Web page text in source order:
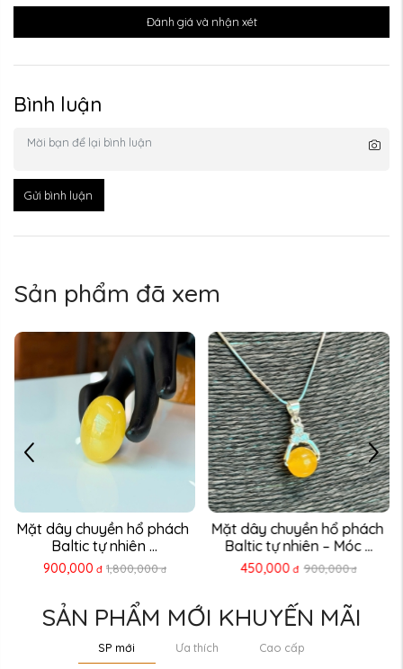
Đánh giá và nhận xét
Bình luận
Gửi bình luận
Sản phẩm đã xem
Mặt dây chuyền hổ phách
Baltic tự nhiên ...
900,000 đ 1,800,000 đ
Mặt dây chuyền hổ phách
Baltic tự nhiên – Móc ...
450,000 đ 900,000 đ
SẢN PHẨM MỚI KHUYẾN MÃI
SP mới Ưa thích Cao cấp